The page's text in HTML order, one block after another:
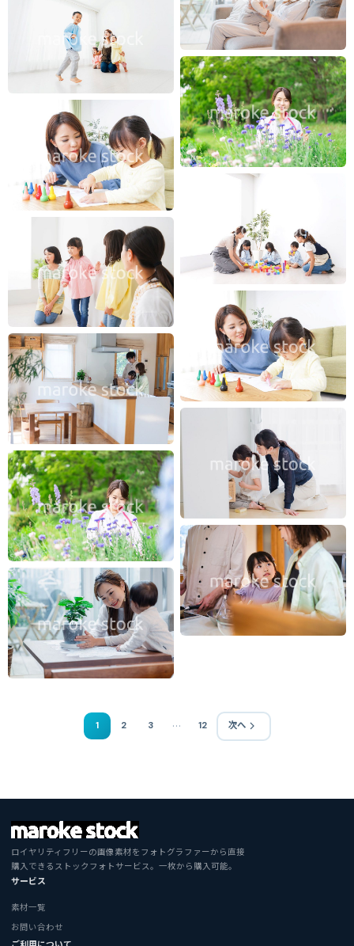
1 2 3 … 12 次へ
ロイヤリティフリーの画像素材をフォトグラファーから直接
購入できるストックフォトサービス。一枚から購入可能。
サービス
素材一覧
お問い合わせ